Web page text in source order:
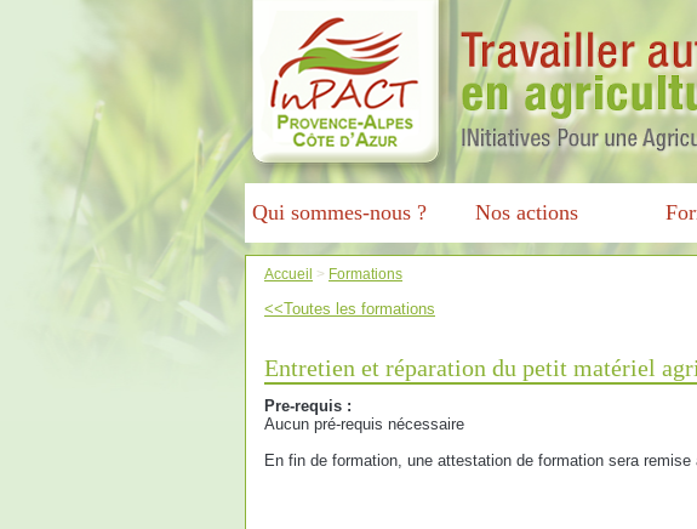
Qui sommes-nous ? Nos actions
Accueil > Formations
<<Toutes les formations
Entretien et réparation du petit matériel
Pre-requis :
Aucun pré-requis nécessaire
En fin de formation, une attestation de formation sera remise